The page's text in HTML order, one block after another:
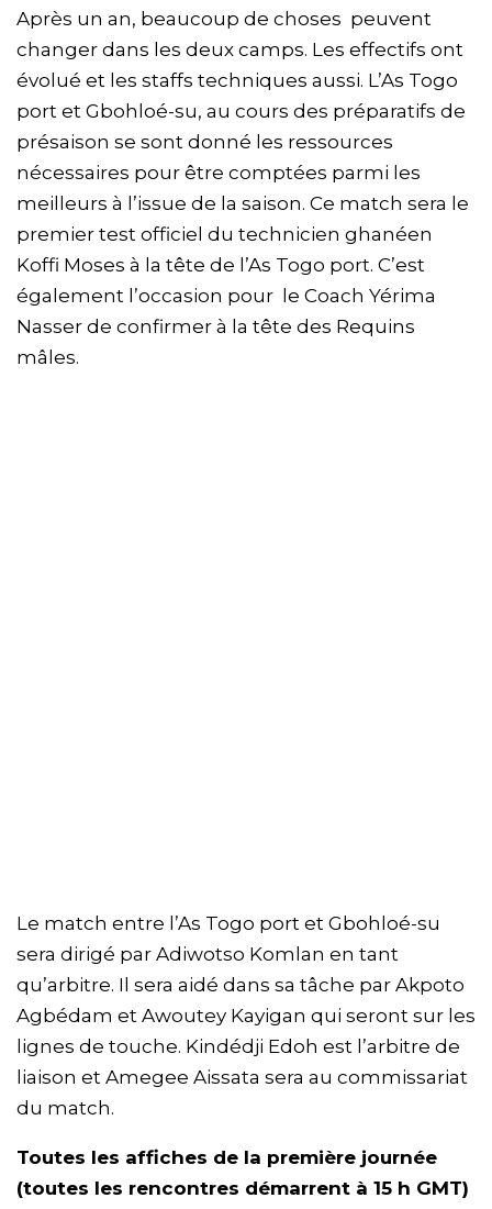
Après un an, beaucoup de choses peuvent
changer dans les deux camps. Les effectifs ont
évolué et les staffs techniques aussi. L’As Togo
port et Gbohloé-su, au cours des préparatifs de
présaison se sont donné les ressources
nécessaires pour être comptées parmi les
meilleurs à l’issue de la saison. Ce match sera le
premier test officiel du technicien ghanéen
Koffi Moses à la tête de l’As Togo port. C’est
également l’occasion pour le Coach Yérima
Nasser de confirmer à la tête des Requins
mâles.
Le match entre l’As Togo port et Gbohloé-su
sera dirigé par Adiwotso Komlan en tant
qu’arbitre. Il sera aidé dans sa tâche par Akpoto
Agbédam et Awoutey Kayigan qui seront sur les
lignes de touche. Kindédji Edoh est l’arbitre de
liaison et Amegee Aissata sera au commissariat
du match.
Toutes les affiches de la première journée
(toutes les rencontres démarrent à 15 h GMT)